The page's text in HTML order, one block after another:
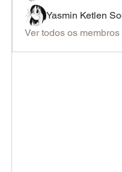
Ver todos os membros